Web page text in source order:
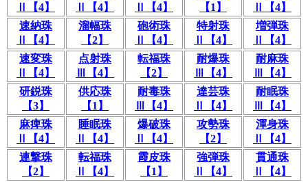
Ⅱ【4】
Ⅱ【4】
Ⅱ【4】
【1】
Ⅱ【4】
速納珠
Ⅱ【4】
溜幅珠
【2】
砲術珠
Ⅱ【4】
特射珠
Ⅱ【4】
増弾珠
Ⅱ【4】
速変珠
Ⅱ【4】
点射珠
Ⅲ【4】
転福珠
【2】
耐爆珠
Ⅲ【4】
耐麻珠
Ⅲ【4】
研鋭珠
【3】
供応珠
【1】
耐毒珠
Ⅲ【4】
達芸珠
Ⅱ【4】
耐眠珠
Ⅲ【4】
麻痺珠
Ⅱ【4】
睡眠珠
Ⅱ【4】
爆破珠
Ⅱ【4】
攻勢珠
【2】
渾身珠
Ⅱ【4】
連撃珠
【2】
転福珠
Ⅱ【4】
霞皮珠
【1】
強弾珠
Ⅱ【4】
貫通珠
Ⅱ【4】